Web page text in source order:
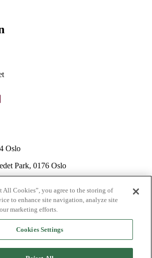
Oslo
Park, 0176 Oslo
Cookies”, you agree to the storing of
to enhance site navigation, analyze site
marketing efforts.
Cookies Settings